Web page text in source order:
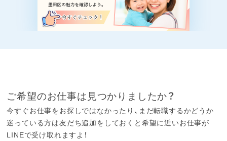
ご希望のお仕事は見つかりましたか？
今すぐお仕事をお探しではなかったり、まだ転職するかどうか
迷っている方は友だち追加をしておくと希望に近いお仕事が
LINEで受け取れますよ！